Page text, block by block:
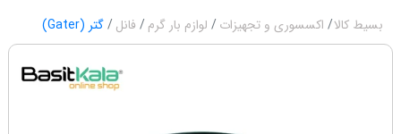
بسیط کالا اکسسوری و تجهیزات لوازم بار گرم فانل گتر (Gater)